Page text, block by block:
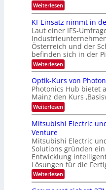
B
i
l
d
v
e
r
a
r
b
e
i
n
g
s
-
T
l
d
e
t
s
t
a
r
k
e
W
a
c
h
s
u
i
m
e
r
s
t
e
n
Weiterlesen:
8
9
.
W
E
-
H
e
r
a
e
u
s
-
S
e
n
a
r
KI-Einsatz nimmt in
Laut einer IFS-
Österreich und der
befinden sich in der
Weiterlesen:
K
-
E
i
n
s
t
n
m
m
t
i
n
d
Optik-Kurs von
Photonics Hub bietet
Mainz den Kurs
Weiterlesen:
O
p
t
k
-
K
u
r
s
v
Mitsubishi Electric
Venture
Mitsubishi Electric
Solutions gründen
Entwicklung
Lösungen für die
Weiterlesen:
M